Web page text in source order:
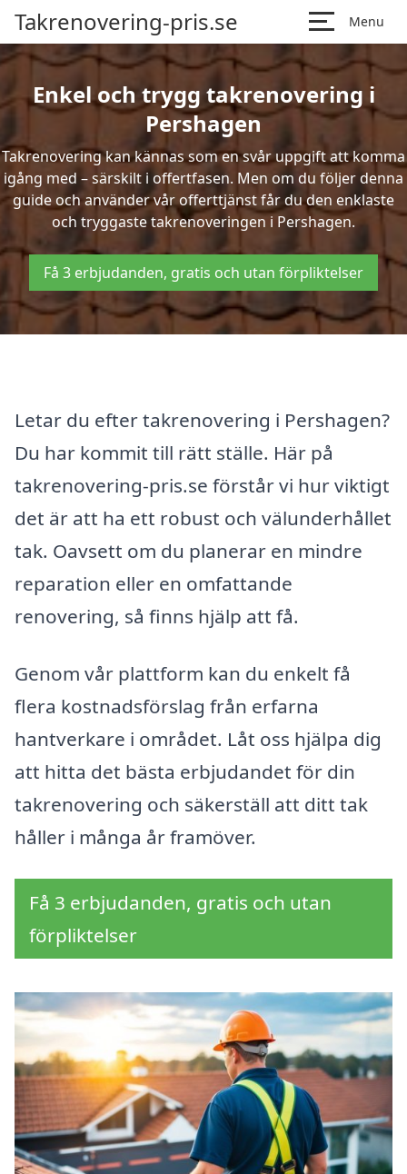
Takrenovering-pris.se Menu
Enkel och trygg takrenovering i
Pershagen
Takrenovering kan kännas som en svår uppgift att komma
igång med – särskilt i offertfasen. Men om du följer denna
guide och använder vår offerttjänst får du den enklaste
och tryggaste takrenoveringen i Pershagen.
Få 3 erbjudanden, gratis och utan förpliktelser
Letar du efter takrenovering i Pershagen?
Du har kommit till rätt ställe. Här på
takrenovering-pris.se förstår vi hur viktigt
det är att ha ett robust och välunderhållet
tak. Oavsett om du planerar en mindre
reparation eller en omfattande
renovering, så finns hjälp att få.
Genom vår plattform kan du enkelt få
flera kostnadsförslag från erfarna
hantverkare i området. Låt oss hjälpa dig
att hitta det bästa erbjudandet för din
takrenovering och säkerställ att ditt tak
håller i många år framöver.
Få 3 erbjudanden, gratis och utan
förpliktelser